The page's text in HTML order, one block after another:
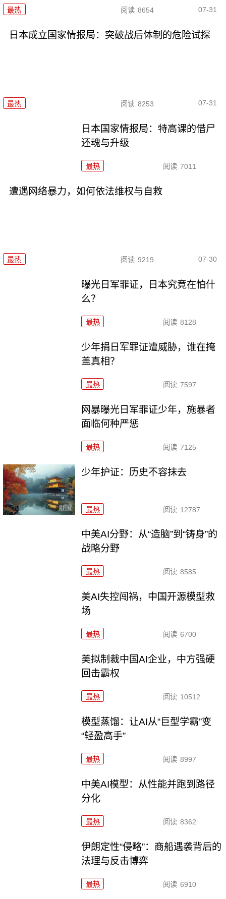
最热 阅读 8654 07-31
日本成立国家情报局：突破战后体制的危险试探
最热 阅读 8253 07-31
日本国家情报局：特高课的借尸
还魂与升级
最热 阅读 7011
遭遇网络暴力，如何依法维权与自救
最热 阅读 9219 07-30
曝光日军罪证，日本究竟在怕什
么？
最热 阅读 8128
少年捐日军罪证遭威胁，谁在掩
盖真相？
最热 阅读 7597
网暴曝光日军罪证少年，施暴者
面临何种严惩
最热 阅读 7125
少年护证：历史不容抹去
最热 阅读 12787
中美AI分野：从“造脑”到“铸身”的
战略分野
最热 阅读 8585
美AI失控闯祸，中国开源模型救
场
最热 阅读 6700
美拟制裁中国AI企业，中方强硬
回击霸权
最热 阅读 10512
模型蒸馏：让AI从“巨型学霸”变
“轻盈高手”
最热 阅读 8997
中美AI模型：从性能并跑到路径
分化
最热 阅读 8362
伊朗定性“侵略”：商船遇袭背后的
法理与反击博弈
最热 阅读 6910